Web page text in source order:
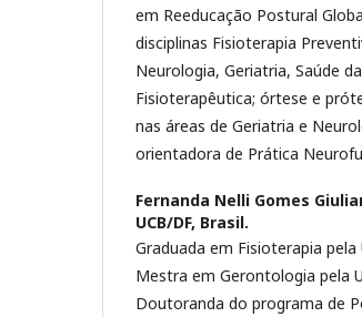
em Reeducação Postural
disciplinas Fisioterapia
Neurologia, Geriatria, Saúde
Fisioterapêutica; órtese e
nas áreas de Geriatria e
orientadora de Prática
Fernanda Nelli Gomes
UCB/DF, Brasil.
Graduada em Fisioterapia
Mestra em Gerontologia pela
Doutoranda do programa de